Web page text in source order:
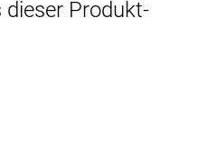
Produkt-